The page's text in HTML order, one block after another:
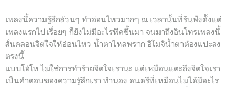
เพลงนี้ความรู้สึกล้วนๆ ทำอ่อนไหวมากๆ ณ เวลานั้นที่รันฟังตั้งแต่
เพลงแรกไปเรื่อยๆ ก็ยังไม่มีอะไรพีคขึ้นมา จนมาถึงอินโทรเพลงนี้
สั่นคลอนจิตใจให้อ่อนไหว น้ำตาไหลพราก อิโมจิน้ำตาต้องแปะลง
ตรงนี้
แบบโอ้โห ไม่ใช่การทำร้ายจิตใจเรานะ แต่เหมือนแตะถึงจิตใจเรา
เป็นคำตอบของความรู้สึกเรา ทำนอง ดนตรีที่เหมือนไม่ได้มีอะไร